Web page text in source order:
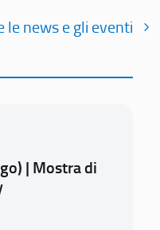
le news e gli eventi
| Mostra di